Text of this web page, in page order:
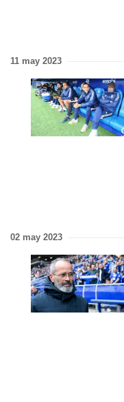
11 may 2023
02 may 2023